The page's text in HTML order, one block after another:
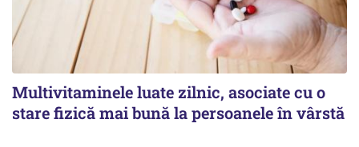
Multivitaminele luate zilnic, asociate cu o
stare fizică mai bună la persoanele în vârstă